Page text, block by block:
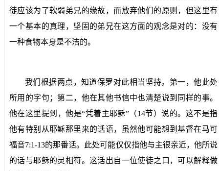
徒应该为了软弱弟兄的缘故，而放弃他们的原则，但这里有
一个基本的真理，坚固的弟兄在这方面的观念是对的：没有
一种食物本身是不洁的。
我们根据两点，知道保罗对此相当坚持。第一，他此处
所用的字句；第二，他在其他书信中也清楚说到同样的事。
他在这里提到，他是“凭着主耶稣”（14节）说的。这不是指
他有特别从耶稣那里来的话语，虽然他可能想到基督在马可
福音7:1-13的那番话。此处可能仅仅指他与主很亲近，他所说
的话与耶稣的灵相符。这话出自一位使徒之口，可以解释做